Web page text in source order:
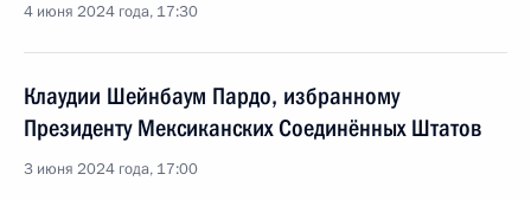
4 июня 2024 года, 17:30
Клаудии Шейнбаум Пардо, избранному
Президенту Мексиканских Соединённых Штатов
3 июня 2024 года, 17:00